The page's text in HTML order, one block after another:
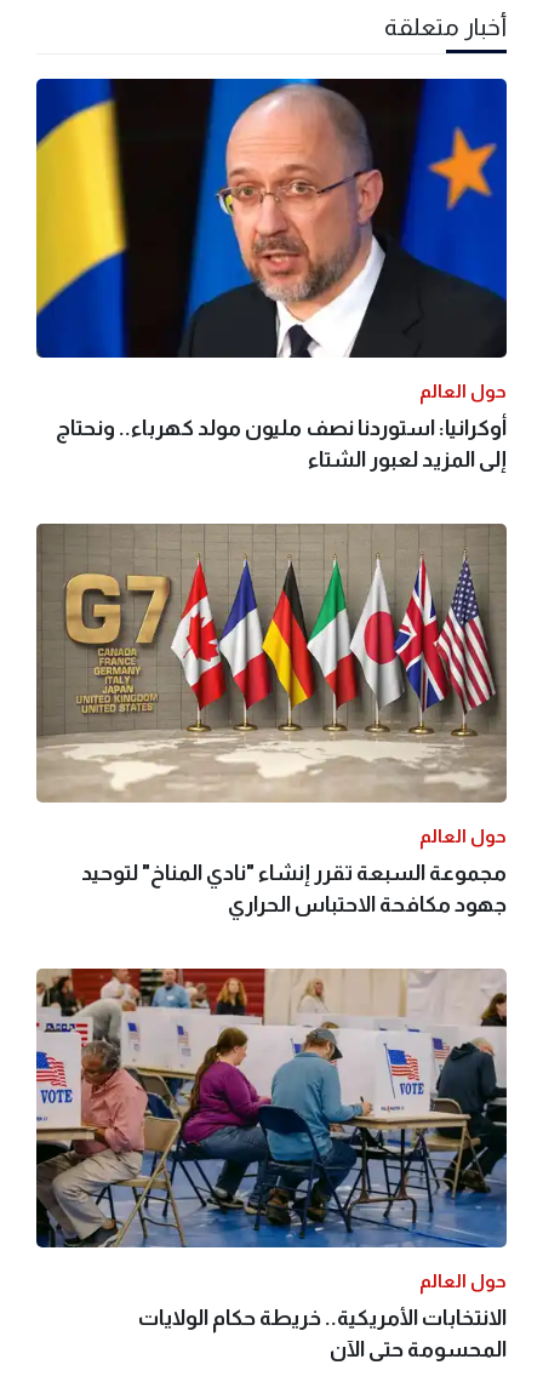
أخبار متعلقة
حول العالم
أوكرانيا: استوردنا نصف مليون مولد كهرباء.. ونحتاج
إلى المزيد لعبور الشتاء
حول العالم
مجموعة السبعة تقرر إنشاء "نادي المناخ" لتوحيد
جهود مكافحة الاحتباس الحراري
حول العالم
الانتخابات الأمريكية.. خريطة حكام الولايات
المحسومة حتى الآن